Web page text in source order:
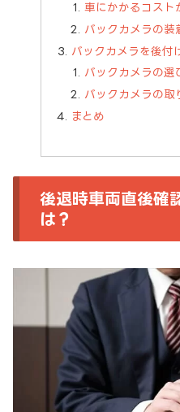
車にかかるコスト
バックカメラの装
バックカメラを後付
バックカメラの選
バックカメラの取
まとめ
後退時車両直後確
は？